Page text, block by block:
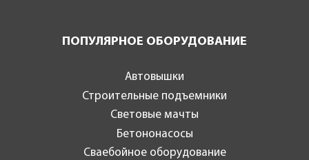
ПОПУЛЯРНОЕ ОБОРУДОВАНИЕ
Автовышки
Строительные подъемники
Световые мачты
Бетононасосы
Сваебойное оборудование